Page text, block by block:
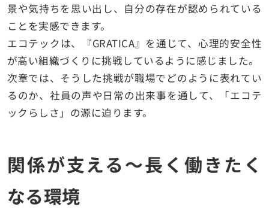
景や気持ちを思い出し、自分の存在が認められている
ことを実感できます。
エコテックは、『GRATICA』を通じて、心理的安全性
が高い組織づくりに挑戦しているように感じました。
次章では、そうした挑戦が職場でどのように表れてい
るのか、社員の声や日常の出来事を通して、「エコテ
ックらしさ」の源に迫ります。
関係が支える〜長く働きたく
なる環境